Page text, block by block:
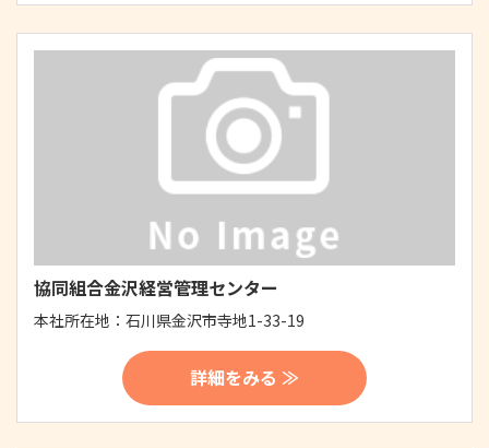
協同組合金沢経営管理センター
本社所在地： 石川県金沢市寺地1-33-19
詳細をみる ≫